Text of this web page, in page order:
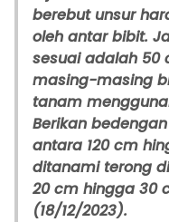
berebut unsur
oleh antar bibit.
sesuai adalah 50
masing-masing
tanam
Berikan
antara 120 cm
ditanami terong
20 cm hingga 30
(18/12/2023).